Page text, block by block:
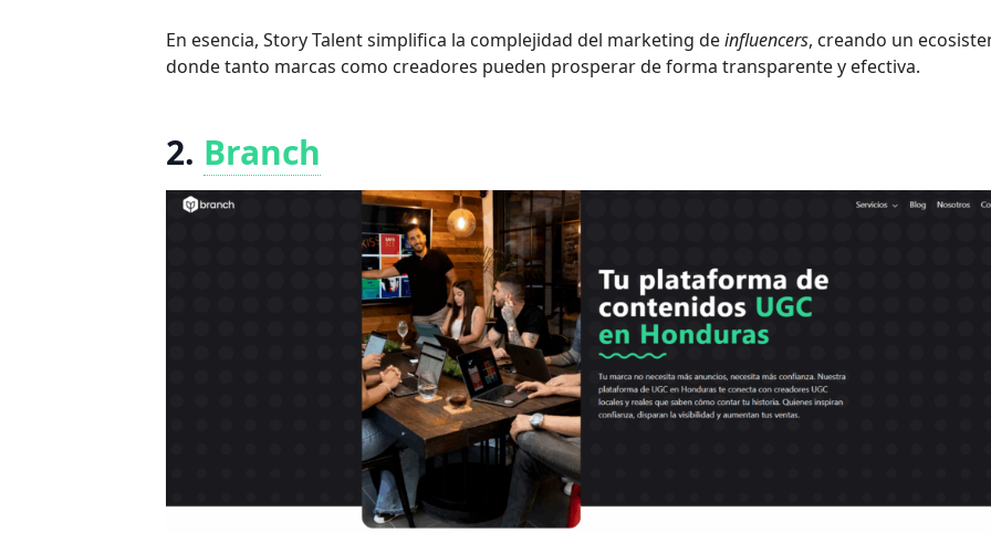
En esencia, Story Talent simplifica la complejidad del marketing deinfluencers, creando un
donde tanto marcas como creadores pueden prosperar de forma transparente y efectiva.
2. Branch